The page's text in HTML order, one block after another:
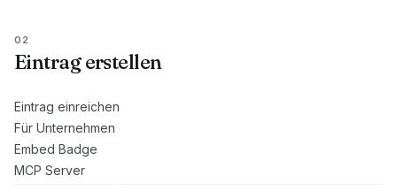
02
Eintrag erstellen
Eintrag einreichen
Für Unternehmen
Embed Badge
MCP Server